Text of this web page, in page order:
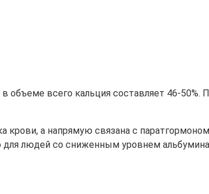
объеме всего кальция составляет 46-
крови, а напрямую связана с
для людей со сниженным уровнем